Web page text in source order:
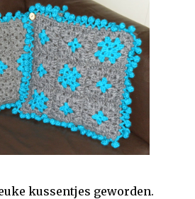
kussentjes geworden.